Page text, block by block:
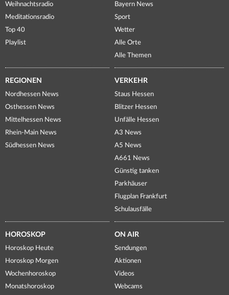
Weihnachtsradio
Meditationsradio
Top 40
Playlist
Bayern News
Sport
Wetter
Alle Orte
Alle Themen
REGIONEN
Nordhessen News
Osthessen News
Mittelhessen News
Rhein-Main News
Südhessen News
VERKEHR
Staus Hessen
Blitzer Hessen
Unfälle Hessen
A3 News
A5 News
A661 News
Günstig tanken
Parkhäuser
Flugplan Frankfurt
Schulausfälle
HOROSKOP
Horoskop Heute
Horoskop Morgen
Wochenhoroskop
Monatshoroskop
ON AIR
Sendungen
Aktionen
Videos
Webcams